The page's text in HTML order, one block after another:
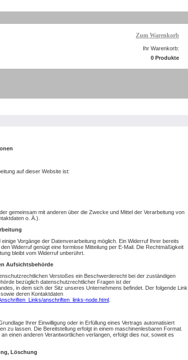
Zum Warenkorb
Ihr Warenkorb:
0 Produkte
auf dieser Website ist:
gemeinsam mit anderen über die Zwecke und Mittel der Verarbeitung von
o. Ä.).
Vorgänge der Datenverarbeitung möglich. Ein Widerruf Ihrer bereits
Widerruf genügt eine formlose Mitteilung per E-Mail. Die Rechtmäßigkeit
bleibt vom Widerruf unberührt.
Aufsichtsbehörde
Verstoßes ein Beschwerderecht bei der zuständigen
bezüglich datenschutzrechtlicher Fragen ist der
in dem sich der Sitz unseres Unternehmens befindet. Der folgende Link
deren Kontaktdaten
anschriften_links-node.html
Ihrer Einwilligung oder in Erfüllung eines Vertrags automatisiert
zu lassen. Die Bereitstellung erfolgt in einem maschinenlesbaren Format.
einen anderen Verantwortlichen verlangen, erfolgt dies nur, soweit es
Löschung